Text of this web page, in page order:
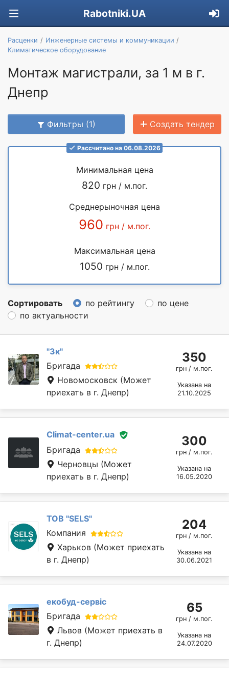
Rabotniki.UA
Расценки
Инженерные системы и коммуникации
Климатическое оборудование
Монтаж магистрали, за 1 м в г.
Днепр
Фильтры (1) Создать тендер
Рассчитано на 06.08.2026
Минимальная цена
820 грн / м.пог.
Среднерыночная цена
960 грн / м.пог.
Максимальная цена
1050 грн / м.пог.
Сортировать по рейтингу
по цене
по актуальности
"3к"
Бригада
Новомосковск (Может
приехать в г. Днепр)
350
грн / м.пог.
Указана на
21.10.2025
Climat-center.ua
Бригада
Черновцы (Может
приехать в г. Днепр)
300
грн / м.пог.
Указана на
16.05.2020
ТОВ "SELS"
Компания
Харьков (Может приехать
в г. Днепр)
204
грн / м.пог.
Указана на
30.06.2021
екобуд-сервіс
Бригада
Львов (Может приехать в
г. Днепр)
65
грн / м.пог.
Указана на
24.07.2020